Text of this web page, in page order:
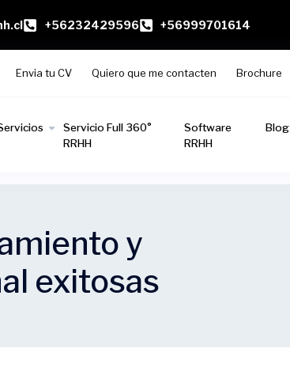
+56232429596 +56999701614
Envia tu CV Quiero que me contacten Brochure
Servicio Full 360°
RRHH
Software
RRHH
Blog
y
exitosas